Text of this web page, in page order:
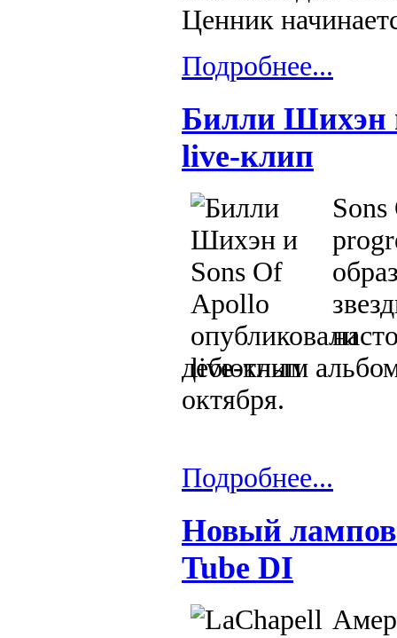
Ценник
Подробнее...
Билли Шихэн
live-клип
дебютным
октября.
Подробнее...
Новый
Tube DI